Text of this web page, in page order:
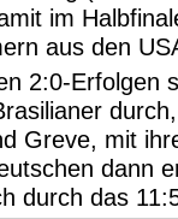
im
aus den
2:0-Erfolgen
Greve, mit
dann
durch das